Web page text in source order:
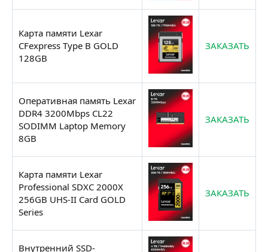
Карта памяти Lexar
CFexpress Type B GOLD
128GB
ЗАКАЗАТЬ
Оперативная память Lexar
DDR4 3200Mbps CL22
SODIMM Laptop Memory
8GB
ЗАКАЗАТЬ
Карта памяти Lexar
Professional SDXC 2000X
256GB UHS-II Card GOLD
Series
ЗАКАЗАТЬ
Внутренний SSD-